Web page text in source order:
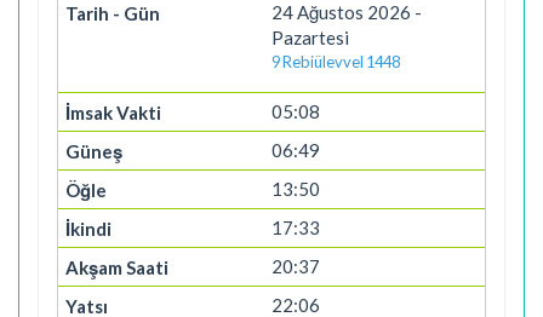
24 Ağustos 2026 -
Pazartesi
9 Rebiülevvel 1448
05:08
06:49
13:50
17:33
20:37
22:06